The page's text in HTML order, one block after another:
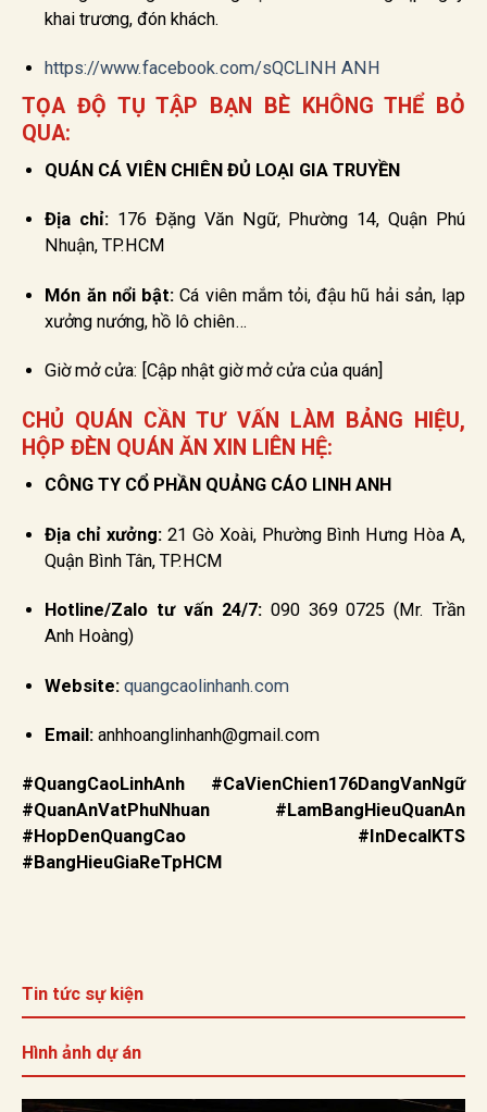
khai trương, đón khách.
https://www.facebook.com/sQCLINH ANH
TỌA ĐỘ TỤ TẬP BẠN BÈ KHÔNG THỂ BỎ
QUA:
QUÁN CÁ VIÊN CHIÊN ĐỦ LOẠI GIA TRUYỀN
Địa chỉ: 176 Đặng Văn Ngữ, Phường 14, Quận Phú
Nhuận, TP.HCM
Món ăn nổi bật: Cá viên mắm tỏi, đậu hũ hải sản, lạp
xưởng nướng, hồ lô chiên…
Giờ mở cửa: [Cập nhật giờ mở cửa của quán]
CHỦ QUÁN CẦN TƯ VẤN LÀM BẢNG HIỆU,
HỘP ĐÈN QUÁN ĂN XIN LIÊN HỆ:
CÔNG TY CỔ PHẦN QUẢNG CÁO LINH ANH
Địa chỉ xưởng: 21 Gò Xoài, Phường Bình Hưng Hòa A,
Quận Bình Tân, TP.HCM
Hotline/Zalo tư vấn 24/7:090 369 0725 (Mr. Trần
Anh Hoàng)
Website: quangcaolinhanh.com
Email: anhhoanglinhanh@gmail.com
#QuangCaoLinhAnh #CaVienChien176DangVanNgữ
#QuanAnVatPhuNhuan #LamBangHieuQuanAn
#HopDenQuangCao #InDecalKTS
#BangHieuGiaReTpHCM
Tin tức sự kiện
Hình ảnh dự án